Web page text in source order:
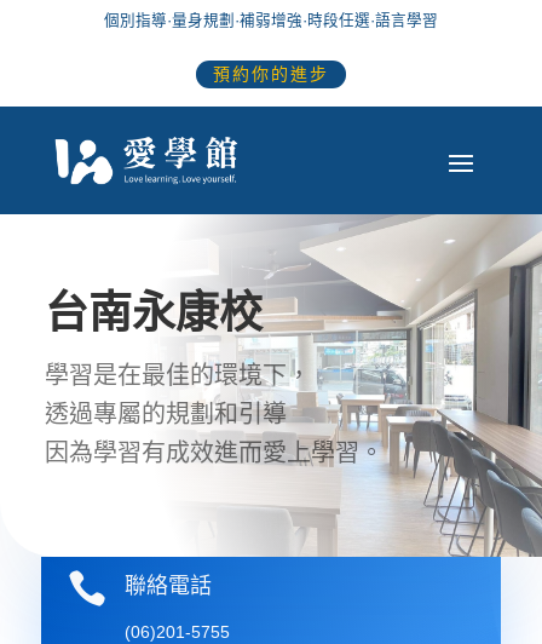
個別指導·量身規劃 ·補弱增強·時段任選·語言學習
預約你的進步
台南永康校
學習是在最佳的環境下，
透過專屬的規劃和引導
因為學習有成效進而愛上學習。
 聯絡電話
(06)201-5755